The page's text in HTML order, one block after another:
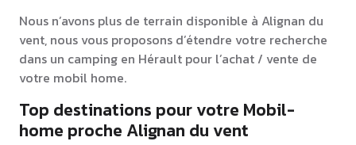
Nous n’avons plus de terrain disponible à Alignan du
vent, nous vous proposons d’étendre votre recherche
dans un camping en Hérault pour l’achat / vente de
votre mobil home.
Top destinations pour votre Mobil-
home proche Alignan du vent